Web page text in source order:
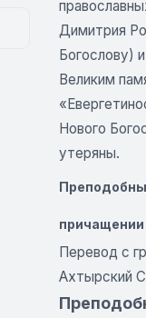
Димитрия
Богослову)
Великим
Нового
утеряны.
Перевод с
Ахтырский